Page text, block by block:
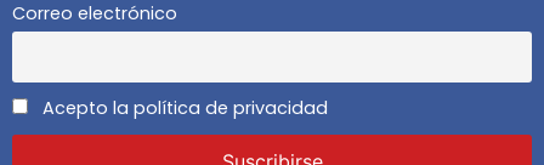
Correo electrónico
Acepto la política de privacidad